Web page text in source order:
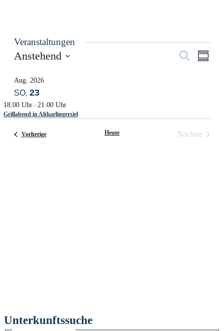
Veranstaltungen
Suche
Anstehend
auswählen.
Aug. 2026
SO. 23
18.00 Uhr- 21.00 Uhr
Grillabend in Altharlingersiel
VorherigeVeranstaltungen Heute
Nächste
Unterkunftssuche